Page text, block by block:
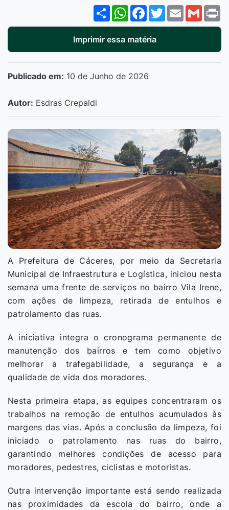
ShareWhatsApp
Facebook
Twitter
EmailGmail
Imprimir essa matéria
Publicado em: 10 de Junho de 2026
Autor: Esdras Crepaldi
A Prefeitura de Cáceres, por meio da Secretaria
Municipal de Infraestrutura e Logística, iniciou nesta
semana uma frente de serviços no bairro Vila Irene,
com ações de limpeza, retirada de entulhos e
patrolamento das ruas.
A iniciativa integra o cronograma permanente de
manutenção dos bairros e tem como objetivo
melhorar a trafegabilidade, a segurança e a
qualidade de vida dos moradores.
Nesta primeira etapa, as equipes concentraram os
trabalhos na remoção de entulhos acumulados às
margens das vias. Após a conclusão da limpeza, foi
iniciado o patrolamento nas ruas do bairro,
garantindo melhores condições de acesso para
moradores, pedestres, ciclistas e motoristas.
Outra intervenção importante está sendo realizada
nas proximidades da escola do bairro, onde a